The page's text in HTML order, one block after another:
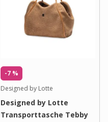
-7 %
Designed by Lotte
Designed by Lotte
Transporttasche Tebby